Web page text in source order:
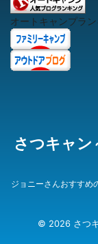
オートキャンプラ
さつキャン
ジョニーさんおすすめ
© 2026 さつ